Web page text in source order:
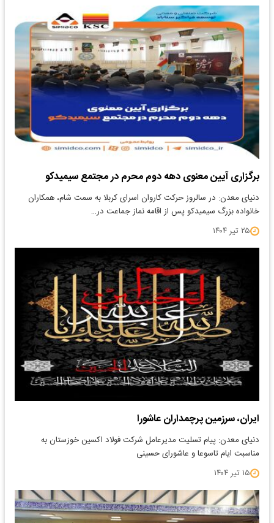
برگزاری آیین معنوی دهه دوم محرم در مجتمع سیمیدکو
دنیای معدن: در سالروز حرکت کاروان اسرای کربلا به سمت شام، همکاران
خانواده بزرگ سیمیدکو پس از اقامه نماز جماعت در…
۲۵ تیر ۱۴۰۴
ایران، سرزمین پرچمداران عاشورا
دنیای معدن: پیام تسلیت مدیرعامل شرکت فولاد اکسین خوزستان به
مناسبت ایام تاسوعا و عاشورای حسینی
۱۵ تیر ۱۴۰۴